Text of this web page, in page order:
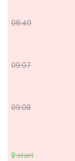
08:49
09:07
09:08
start